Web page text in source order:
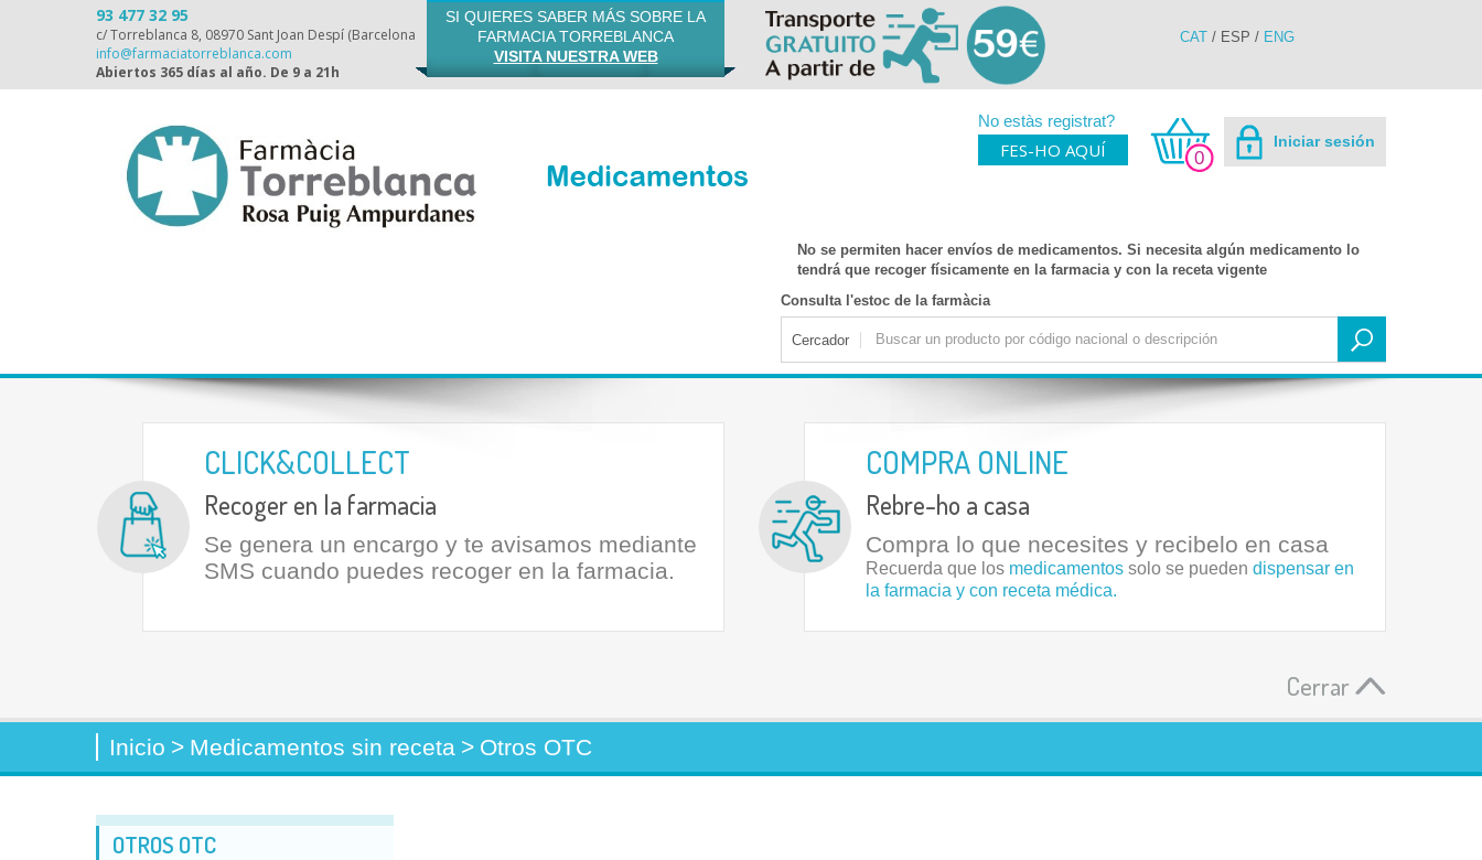
93 477 32 95
c/ Torreblanca 8, 08970 Sant Joan Despí (Barcelona
info@farmaciatorreblanca.com
Abiertos 365 días al año. De 9 a 21h
SI QUIERES SABER MÁS SOBRE LA
FARMACIA TORREBLANCA
VISITA NUESTRA WEB
CAT / ESP / ENG
No estàs registrat?
FES-HO AQUÍ Iniciar sesión
0
No se permiten hacer envíos de medicamentos. Si necesita algún medicamento lo
tendrá que recoger físicamente en la farmacia y con la receta vigente
Consulta l'estoc de la farmàcia
Cercador
CLICK&COLLECT
Recoger en la farmacia
Se genera un encargo y te avisamos mediante
SMS cuando puedes recoger en la farmacia.
COMPRA ONLINE
Rebre-ho a casa
Compra lo que necesites y recibelo en casa
Recuerda que los medicamentos solo se pueden dispensar en
la farmacia y con receta médica.
Cerrar
Inicio > Medicamentos sin receta > Otros OTC
OTROS OTC